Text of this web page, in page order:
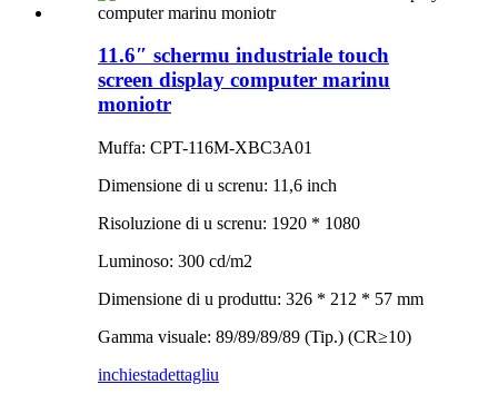
11.6″ schermu industriale touch
screen display computer marinu
moniotr
Muffa: CPT-116M-XBC3A01
Dimensione di u screnu: 11,6 inch
Risoluzione di u screnu: 1920 * 1080
Luminoso: 300 cd/m2
Dimensione di u produttu: 326 * 212 * 57 mm
Gamma visuale: 89/89/89/89 (Tip.) (CR≥10)
inchiestadettagliu